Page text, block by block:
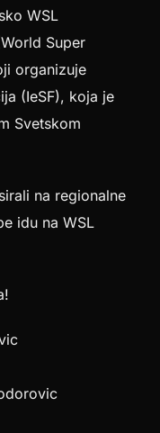
WSL
Super
organizuje
(IeSF), koja je
Svetskom
na regionalne
idu na WSL